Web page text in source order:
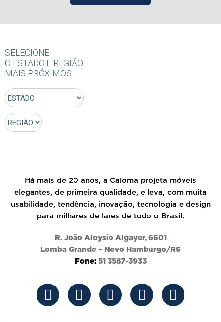
SELECIONE
O ESTADO E REGIÃO
MAIS PRÓXIMOS:
Há mais de 20 anos, a Caloma projeta móveis
elegantes, de primeira qualidade, e leva, com muita
usabilidade, tendência, inovação, tecnologia e design
para milhares de lares de todo o Brasil.
R. João Aloysio Algayer, 6601
Lomba Grande – Novo Hamburgo/RS
Fone: 51 3587-3933